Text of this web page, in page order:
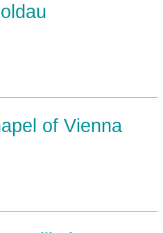
of Vienna